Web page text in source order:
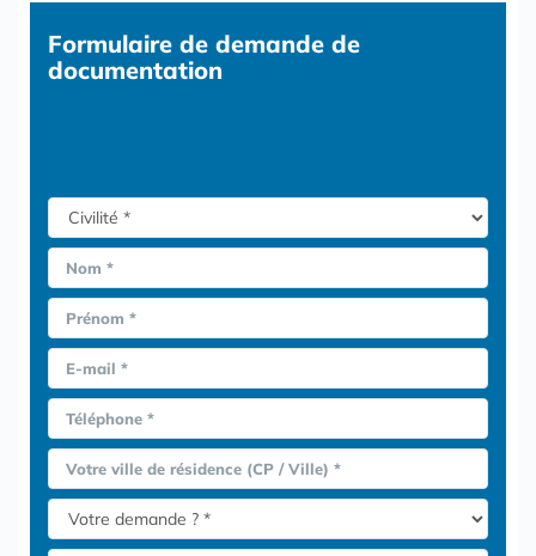
Formulaire de demande de
documentation
Nom *
Prénom *
E-mail *
Téléphone *
Votre ville de résidence (CP / Ville) *